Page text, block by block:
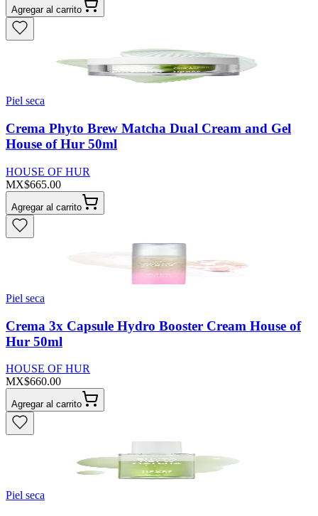
Agregar al carrito
Piel seca
Crema Phyto Brew Matcha Dual Cream and Gel
House of Hur 50ml
HOUSE OF HUR
MX$665.00
Agregar al carrito
Piel seca
Crema 3x Capsule Hydro Booster Cream House of
Hur 50ml
HOUSE OF HUR
MX$660.00
Agregar al carrito
Piel seca